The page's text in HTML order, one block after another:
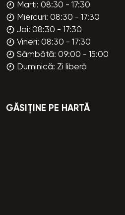
Marti: 08:30 - 17:30
Miercuri: 08:30 - 17:30
Joi: 08:30 - 17:30
Vineri: 08:30 - 17:30
Sâmbătă: 09:00 - 15:00
Duminică: Zi liberă
GĂSIȚINE PE HARTĂ